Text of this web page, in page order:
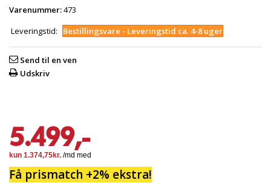
Varenummer:473
Leveringstid:
Bestillingsvare - Leveringstid ca. 4-8 uger
Send til en ven
Udskriv
5.499,-
Få prismatch +2% ekstra!